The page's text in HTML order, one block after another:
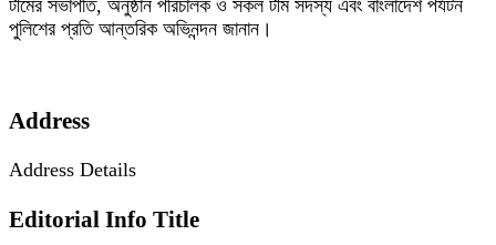
টীমের সভাপতি, অনুষ্ঠান পরিচালক ও সকল টীম সদস্য এবং বাংলাদেশ পর্যটন
পুলিশের প্রতি আন্তরিক অভিনন্দন জানান।
Address
Address Details
Editorial Info Title